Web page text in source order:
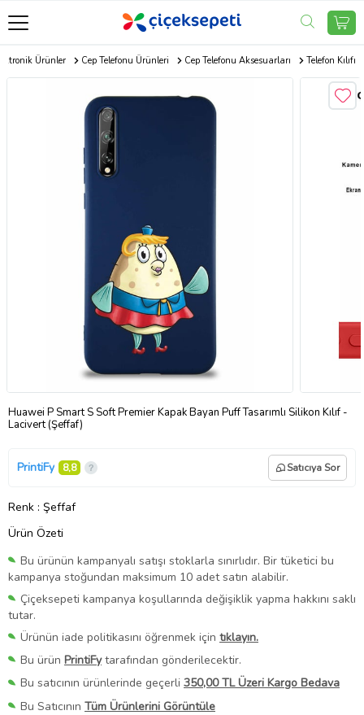
Ürünler Cep Telefonu Ürünleri Cep Telefonu Aksesuarları Telefon Kılıfı
Huawei P Smart S Soft Premier Kapak Bayan Puff Tasarımlı Silikon Kılıf -
Lacivert (Şeffaf)
PrintiFy 8,8 Satıcıya Sor
Renk : Şeffaf
Ürün Özeti
Bu ürünün kampanyalı satışı stoklarla sınırlıdır. Bir tüketici bu
kampanya stoğundan maksimum 10 adet satın alabilir.
Çiçeksepeti kampanya koşullarında değişiklik yapma hakkını saklı
tutar.
Ürünün iade politikasını öğrenmek için tıklayın.
Bu ürün PrintiFytarafından gönderilecektir.
Bu satıcının ürünlerinde geçerli 350,00 TL Üzeri Kargo Bedava
Bu Satıcının Tüm Ürünlerini Görüntüle